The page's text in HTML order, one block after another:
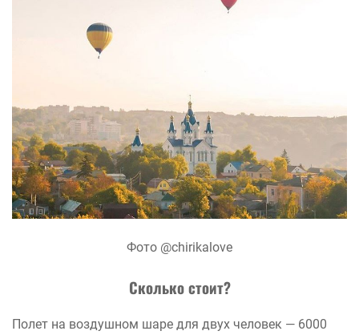
Фото @chirikalove
Сколько стоит?
Полет на воздушном шаре для двух человек — 6000